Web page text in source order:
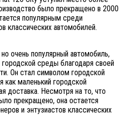
было прекращено в 2000
популярным среди
классических автомобилей.
очень популярный автомобиль,
среды благодаря своей
Он стал символом городской
как маленький городской
доставка. Несмотря на то, что
прекращено, она остается
и энтузиастов классических